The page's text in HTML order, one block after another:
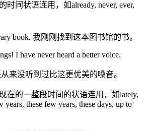
时间状语连用，如already, never, ever,
book. 我刚刚找到这本图书馆的书。
I have never heard a better voice.
来没听到过比这更优美的嗓音。
在的一整段时间的状语连用，如lately,
years, these few years, these days, up to